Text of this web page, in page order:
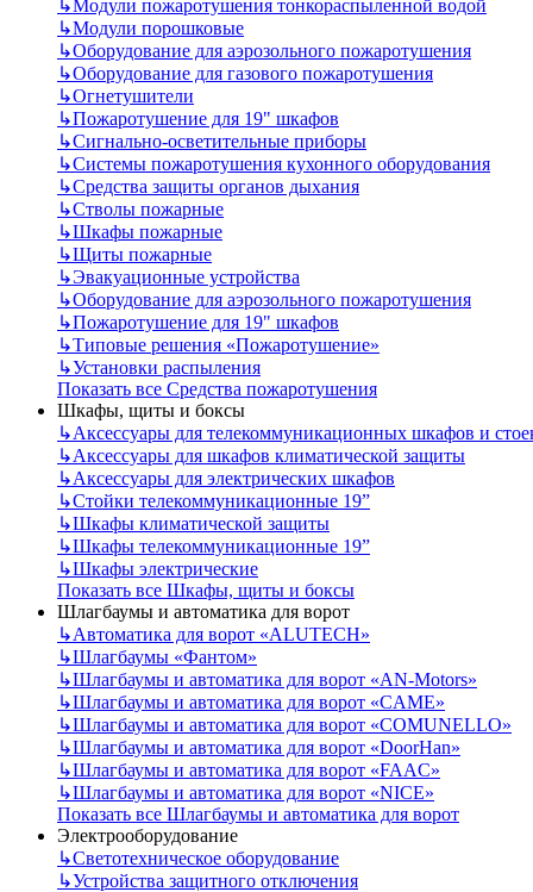
↳Модули пожаротушения тонкораспыленной водой
↳Модули порошковые
↳Оборудование для аэрозольного пожаротушения
↳Оборудование для газового пожаротушения
↳Огнетушители
↳Пожаротушение для 19" шкафов
↳Сигнально-осветительные приборы
↳Системы пожаротушения кухонного оборудования
↳Средства защиты органов дыхания
↳Стволы пожарные
↳Шкафы пожарные
↳Щиты пожарные
↳Эвакуационные устройства
↳Оборудование для аэрозольного пожаротушения
↳Пожаротушение для 19" шкафов
↳Типовые решения «Пожаротушение»
↳Установки распыления
Показать все Средства пожаротушения
Шкафы, щиты и боксы
↳Аксессуары для телекоммуникационных шкафов и
↳Аксессуары для шкафов климатической защиты
↳Аксессуары для электрических шкафов
↳Стойки телекоммуникационные 19”
↳Шкафы климатической защиты
↳Шкафы телекоммуникационные 19”
↳Шкафы электрические
Показать все Шкафы, щиты и боксы
Шлагбаумы и автоматика для ворот
↳Автоматика для ворот «ALUTECH»
↳Шлагбаумы «Фантом»
↳Шлагбаумы и автоматика для ворот «AN-Motors»
↳Шлагбаумы и автоматика для ворот «CAME»
↳Шлагбаумы и автоматика для ворот «COMUNELLO»
↳Шлагбаумы и автоматика для ворот «DoorHan»
↳Шлагбаумы и автоматика для ворот «FAAC»
↳Шлагбаумы и автоматика для ворот «NICE»
Показать все Шлагбаумы и автоматика для ворот
Электрооборудование
↳Светотехническое оборудование
↳Устройства защитного отключения